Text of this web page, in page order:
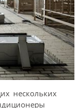
нескольких